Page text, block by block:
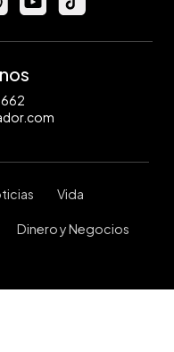
Vida
Dinero y Negocios